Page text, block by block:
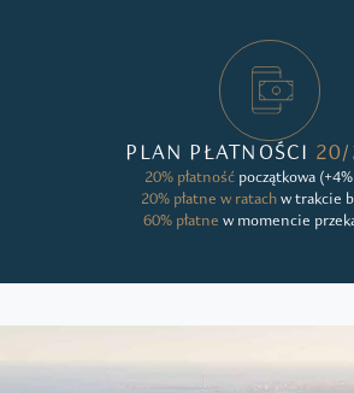
PLAN PŁATNOŚCI 20/
20% płatność początkowa
20% płatne w ratachw trakcie
60% płatne w momencie